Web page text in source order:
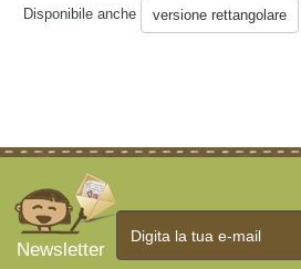
Disponibile anche versione rettangolare
Newsletter